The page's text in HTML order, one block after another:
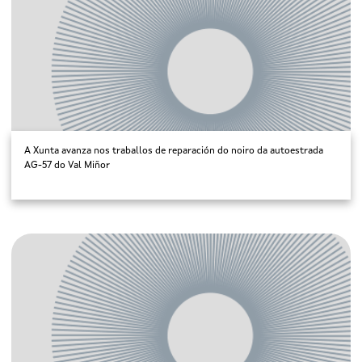
A Xunta avanza nos traballos de reparación do noiro da autoestrada
AG-57 do Val Miñor